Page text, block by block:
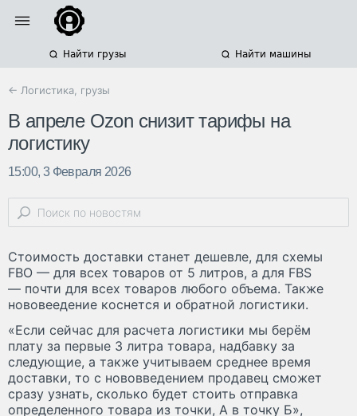
Найти грузы Найти машины
← Логистика, грузы
В апреле Ozon снизит тарифы на
логистику
15:00, 3 Февраля 2026
Стоимость доставки станет дешевле, для схемы
FBO — для всех товаров от 5 литров, а для FBS
— почти для всех товаров любого объема. Также
нововеедение коснется и обратной логистики.
«Если сейчас для расчета логистики мы берём
плату за первые 3 литра товара, надбавку за
следующие, а также учитываем среднее время
доставки, то с нововведением продавец сможет
сразу узнать, сколько будет стоить отправка
определенного товара из точки, А в точку Б»,